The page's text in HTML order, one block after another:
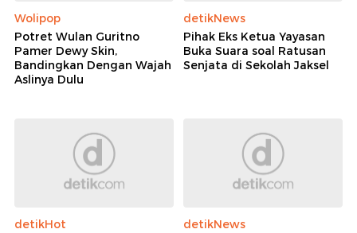
Wolipop
Potret Wulan Guritno
Pamer Dewy Skin,
Bandingkan Dengan Wajah
Aslinya Dulu
detikNews
Pihak Eks Ketua Yayasan
Buka Suara soal Ratusan
Senjata di Sekolah Jaksel
detikHot
detikNews